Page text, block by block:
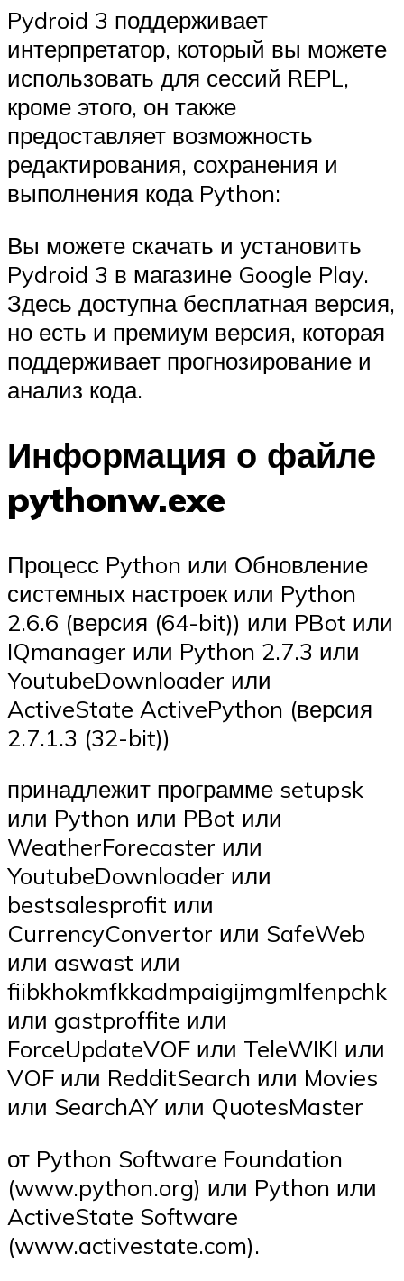
Pydroid 3 поддерживает
интерпретатор, который вы можете
использовать для сессий REPL,
кроме этого, он также
предоставляет возможность
редактирования, сохранения и
выполнения кода Python:
Вы можете скачать и установить
Pydroid 3 в магазине Google Play.
Здесь доступна бесплатная версия,
но есть и премиум версия, которая
поддерживает прогнозирование и
анализ кода.
Информация о файле
pythonw.exe
Процесс Python или Обновление
системных настроек или Python
2.6.6 (версия (64-bit)) или PBot или
IQmanager или Python 2.7.3 или
YoutubeDownloader или
ActiveState ActivePython (версия
2.7.1.3 (32-bit))
принадлежит программе setupsk
или Python или PBot или
WeatherForecaster или
YoutubeDownloader или
bestsalesprofit или
CurrencyConvertor или SafeWeb
или aswast или
fiibkhokmfkkadmpaigijmgmlfenpchk
или gastproffite или
ForceUpdateVOF или TeleWIKI или
VOF или RedditSearch или Movies
или SearchAY или QuotesMaster
от Python Software Foundation
(www.python.org) или Python или
ActiveState Software
(www.activestate.com).